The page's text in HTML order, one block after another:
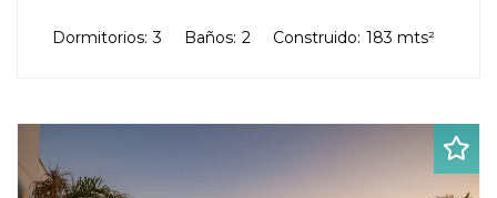
Dormitorios: 3 Baños: 2 Construido: 183 mts²